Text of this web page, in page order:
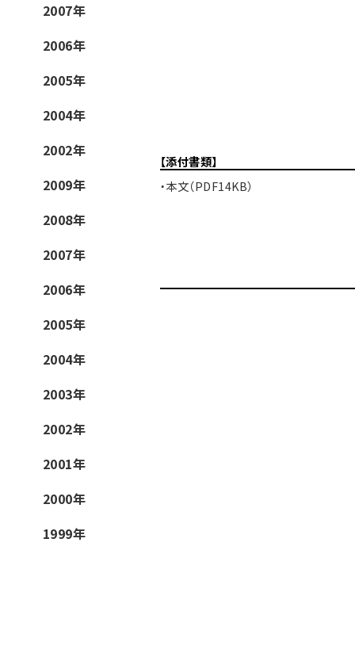
2007年
2006年
2005年
2004年
2002年
2009年
2008年
2007年
2006年
2005年
2004年
2003年
2002年
2001年
2000年
1999年
【添付書類】
・本文（PDF14KB）